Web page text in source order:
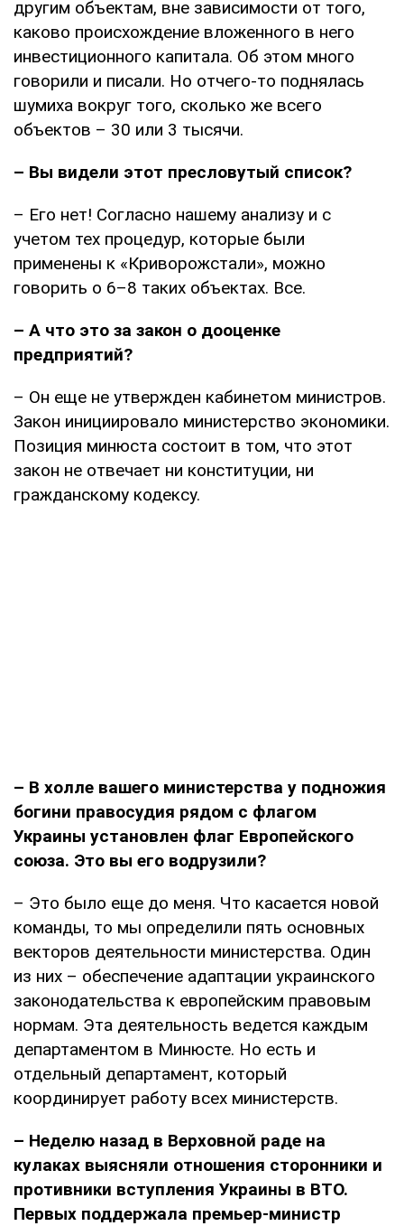
другим объектам, вне зависимости от того,
каково происхождение вложенного в него
инвестиционного капитала. Об этом много
говорили и писали. Но отчего-то поднялась
шумиха вокруг того, сколько же всего
объектов – 30 или 3 тысячи.
– Вы видели этот пресловутый список?
– Его нет! Согласно нашему анализу и с
учетом тех процедур, которые были
применены к «Криворожстали», можно
говорить о 6–8 таких объектах. Все.
– А что это за закон о дооценке
предприятий?
– Он еще не утвержден кабинетом министров.
Закон инициировало министерство экономики.
Позиция минюста состоит в том, что этот
закон не отвечает ни конституции, ни
гражданскому кодексу.
– В холле вашего министерства у подножия
богини правосудия рядом с флагом
Украины установлен флаг Европейского
союза. Это вы его водрузили?
– Это было еще до меня. Что касается новой
команды, то мы определили пять основных
векторов деятельности министерства. Один
из них – обеспечение адаптации украинского
законодательства к европейским правовым
нормам. Эта деятельность ведется каждым
департаментом в Минюсте. Но есть и
отдельный департамент, который
координирует работу всех министерств.
– Неделю назад в Верховной раде на
кулаках выясняли отношения сторонники и
противники вступления Украины в ВТО.
Первых поддержала премьер-министр